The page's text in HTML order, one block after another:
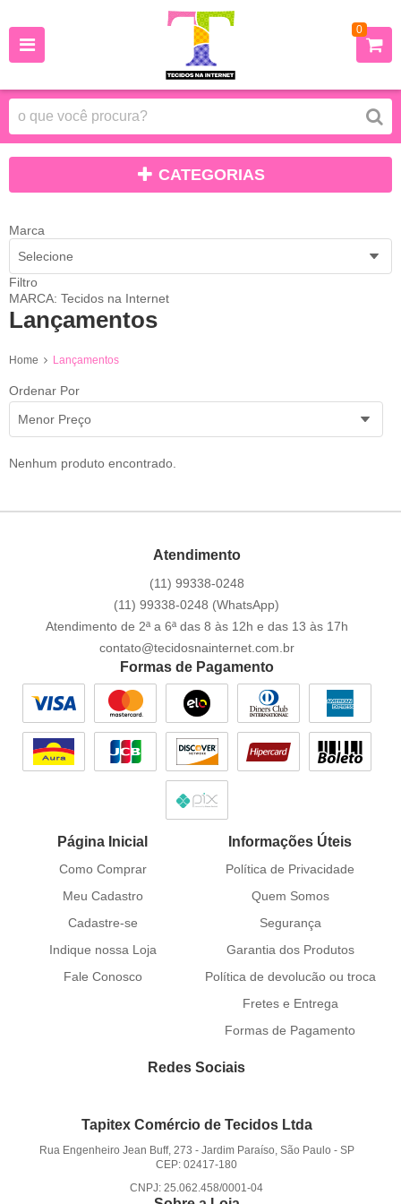
0
CATEGORIAS
Marca
Selecione
Filtro
MARCA: Tecidos na Internet
Lançamentos
Home Lançamentos
Ordenar Por
Menor Preço
Nenhum produto encontrado.
Atendimento
(11) 99338-0248
(11) 99338-0248 (WhatsApp)
Atendimento de 2ª a 6ª das 8 às 12h e das 13 às 17h
contato@tecidosnainternet.com.br
Formas de Pagamento
Página Inicial
Como Comprar
Meu Cadastro
Cadastre-se
Indique nossa Loja
Fale Conosco
Informações Úteis
Política de Privacidade
Quem Somos
Segurança
Garantia dos Produtos
Política de devolucão ou troca
Fretes e Entrega
Formas de Pagamento
Redes Sociais
Tapitex Comércio de Tecidos Ltda
Rua Engenheiro Jean Buff, 273 - Jardim Paraíso, São Paulo - SP
CEP: 02417-180
CNPJ: 25.062.458/0001-04